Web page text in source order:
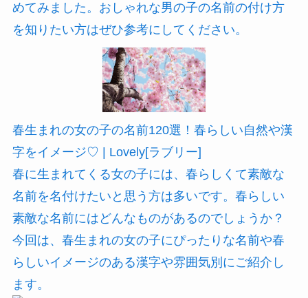
めてみました。おしゃれな男の子の名前の付け方
を知りたい方はぜひ参考にしてください。
春生まれの女の子の名前120選！春らしい自然や漢
字をイメージ♡ | Lovely[ラブリー]
春に生まれてくる女の子には、春らしくて素敵な
名前を名付けたいと思う方は多いです。春らしい
素敵な名前にはどんなものがあるのでしょうか？
今回は、春生まれの女の子にぴったりな名前や春
らしいイメージのある漢字や雰囲気別にご紹介し
ます。